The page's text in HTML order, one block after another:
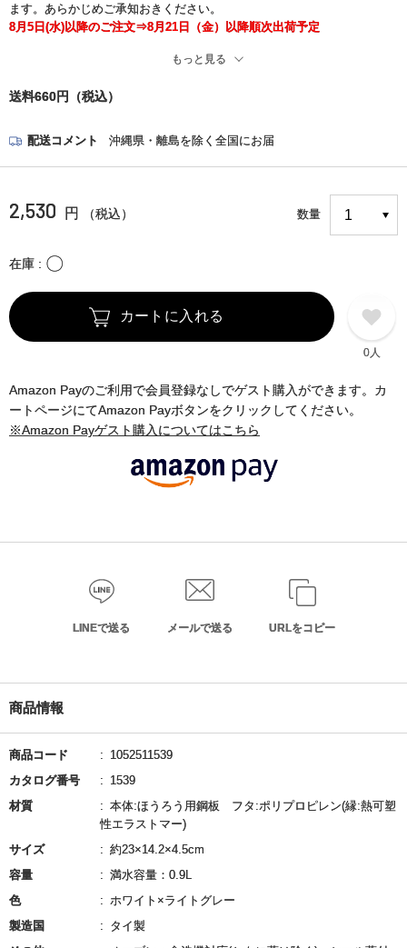
ます。あらかじめご承知おきください。
8月5日(水)以降のご注文⇒8月21日（金）以降順次出荷予定
※また、現在、一部の地域でお荷物のお届け中止と遅れが生じておりま
お客さまには大変ご迷惑をお掛けいたしますが、何卒ご了承くださいま
＜詳細はこちら＞
もっと見る
送料660円（税込）
配送コメント 沖縄県・離島を除く全国にお届
2,530 円 （税込） 数量
在庫 〇
カートに入れる
0人
Amazon Payのご利用で会員登録なしでゲスト購入ができます。カ
ートページにてAmazon Payボタンをクリックしてください。
※Amazon Payゲスト購入についてはこちら
LINEで送る メールで送る URLをコピー
商品情報
商品コード
1052511539
カタログ番号
1539
材質
本体:ほうろう用鋼板 フタ:ポリプロピレン(縁:熱可塑
性エラストマー)
サイズ
約23×14.2×4.5cm
容量
満水容量：0.9L
色
ホワイト×ライトグレー
製造国
タイ製